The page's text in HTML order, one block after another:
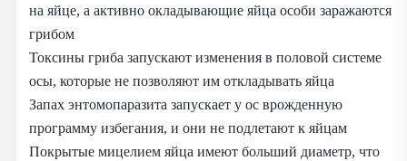
на яйце, а активно окладывающие яйца особи заражаются
грибом
Токсины гриба запускают изменения в половой системе
осы, которые не позволяют им откладывать яйца
Запах энтомопаразита запускает у ос врожденную
программу избегания, и они не подлетают к яйцам
Покрытые мицелием яйца имеют больший диаметр, что